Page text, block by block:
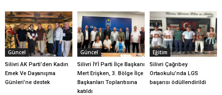
Güncel
Silivri AK Parti’den Kadın
Emek Ve Dayanışma
Günleri’ne destek
Güncel
Silivri İYİ Parti İlçe Başkanı
Mert Erişken, 3. Bölge İlçe
Başkanları Toplantısına
katıldı
Eğitim
Silivri Çağrıbey
Ortaokulu’nda LGS
başarısı ödüllendirildi